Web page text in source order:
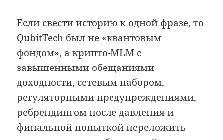
Если свести историю к одной фразе, то
QubitTech был не «квантовым
фондом», а крипто-MLM с
завышенными обещаниями
доходности, сетевым набором,
регуляторными предупреждениями,
ребрендингом после давления и
финальной попыткой переложить